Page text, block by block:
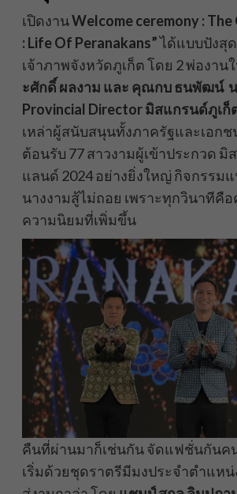
เปิดงานWelcome ceremony : The
: Life Of Peranakans”ได้แบบปังสุด
เจ้าภาพจังหวัดภูเก็ต โดย 2 พ่องาน
ะศักดิ์ ผลงาม และ คุณกบ ธนพัฒน์
Provincial Director มิสแกรนด์ภูเก็
เหล่าผู้สนับสนุนทั้งภาครัฐและเอกช
ต้อนรับ 77 สาวงามผู้เข้าประกวด มิ
แลนด์ 2024 อย่างยิ่งใหญ่ กิจกรรม
นางงามสู้ไม่ถอย เพราะทุกวินาทีคื
ความนิยมที่เพิ่มขึ้น
คืนที่ผ่านมาก็เช่นกัน จัดแฟชั่นกันค
เริ่มด้วยชุดราตรีมีมงประจำตำแหน่